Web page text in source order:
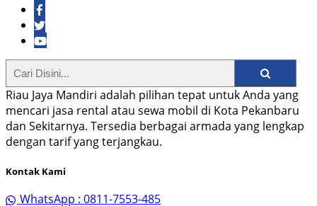
Riau Jaya Mandiri adalah pilihan tepat untuk Anda yang
mencari jasa rental atau sewa mobil di Kota Pekanbaru
dan Sekitarnya. Tersedia berbagai armada yang lengkap
dengan tarif yang terjangkau.
Kontak Kami
WhatsApp : 0811-7553-485